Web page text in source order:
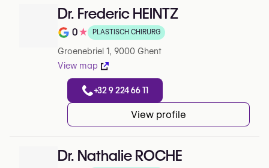
Dr. Frederic HEINTZ
Note de 0 sur 5 sur Google
0★ PLASTISCH CHIRURG
Groenebriel 1, 9000 Ghent
View map
+32 9 224 66 11
View profile
Dr. Nathalie ROCHE